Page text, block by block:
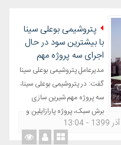
پتروشیمی بوعلی سینا
با بیشترین سود در حال
اجرای سه پروژه مهم
مدیرعامل پتروشیمی بوعلی سینا
گفت: در پتروشیمی بوعلی سینا،
سه پروژه مهم شیرین سازی
برش سبک، پروژه ‌پارازایلین و